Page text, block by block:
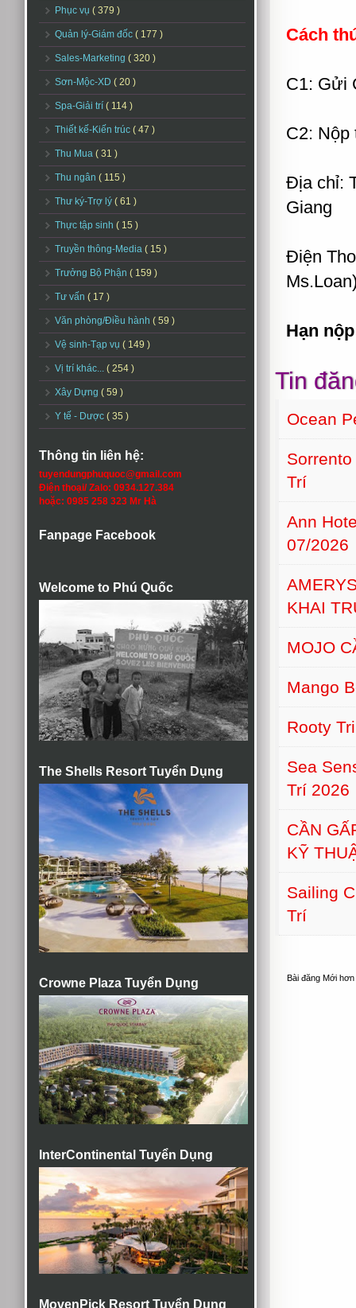
Phục vụ ( 379 )
Quản lý-Giám đốc ( 177 )
Sales-Marketing ( 320 )
Sơn-Mộc-XD ( 20 )
Spa-Giải trí ( 114 )
Thiết kế-Kiến trúc ( 47 )
Thu Mua ( 31 )
Thu ngân ( 115 )
Thư ký-Trợ lý ( 61 )
Thực tập sinh ( 15 )
Truyền thông-Media ( 15 )
Trưởng Bộ Phận ( 159 )
Tư vấn ( 17 )
Văn phòng/Điều hành ( 59 )
Vệ sinh-Tạp vụ ( 149 )
Vị trí khác... ( 254 )
Xây Dựng ( 59 )
Y tế - Dược ( 35 )
Thông tin liên hệ:
tuyendungphuquoc@gmail.com
Điện thoại/ Zalo: 0934.127.384
hoặc: 0985 258 323 Mr Hà
Fanpage Facebook
Welcome to Phú Quốc
The Shells Resort Tuyển Dụng
Crowne Plaza Tuyển Dụng
InterContinental Tuyển Dụng
MovenPick Resort Tuyển Dụng
Cách
C1: Gửi
C2: Nộp
Địa chỉ:
Giang
Điện
Hạn
Tin
Ocean
Trí
Ann
07/2026
KHAI
MOJO
Mango
Rooty
Sea
Trí 2026
CẦN
KỸ
Sailing
Trí
Bài đăng Mới hơn